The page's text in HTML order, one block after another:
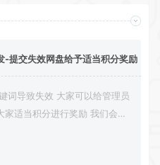
-提交失效网盘给予适当积分奖励
大家可以给管理员
适当积分进行奖励 我们会第